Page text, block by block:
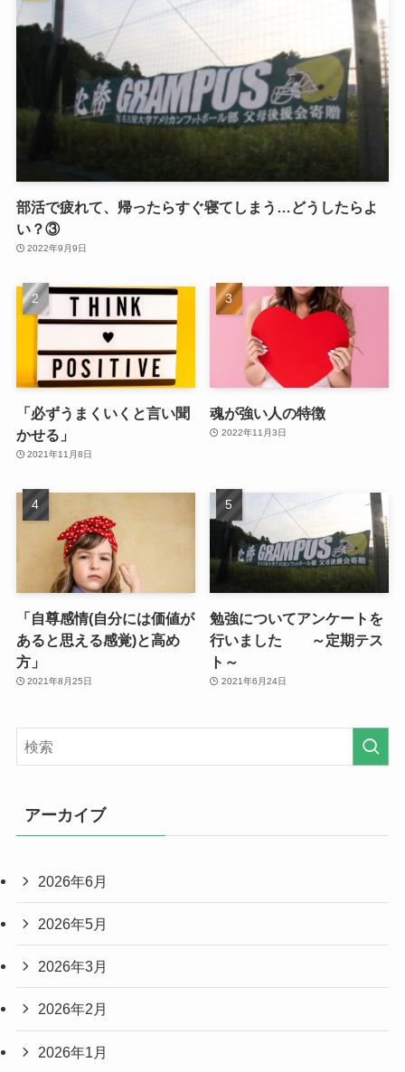
部活で疲れて、帰ったらすぐ寝てしまう…どうしたらよ
い？③
2022年9月9日
「必ずうまくいくと言い聞
かせる」
2021年11月8日
魂が強い人の特徴
2022年11月3日
「自尊感情(自分には価値が
あると思える感覚)と高め
方」
2021年8月25日
勉強についてアンケートを
行いました ～定期テス
ト～
2021年6月24日
アーカイブ
2026年6月
2026年5月
2026年3月
2026年2月
2026年1月